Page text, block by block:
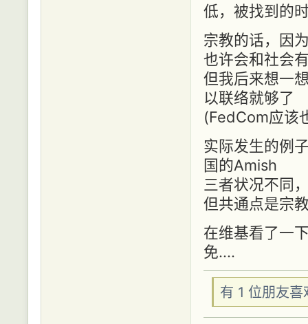
低，被找到的
宗教的话，因
也许会和社会
但我后来想一
以联络就够了
(FedCom应该
实际发生的例
国的Amish
三者状况不同
但共通点是宗
在维基看了一
免....
有 1 位朋友